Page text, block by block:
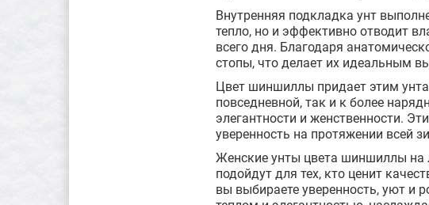
Внутренняя подкладка унт
тепло, но и эффективно отводит
всего дня. Благодаря
стопы, что делает их идеальным
Цвет шиншиллы придает этим
повседневной, так и к более
элегантности и женственности.
уверенность на протяжении всей
Женские унты цвета шиншиллы на
подойдут для тех, кто ценит
вы выбираете уверенность, уют и